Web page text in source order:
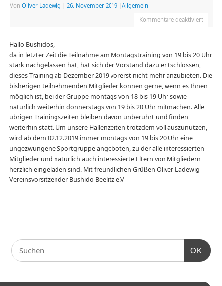
Von Oliver Ladewig 26. November 2019
Allgemein
Kommentare deaktiviert
Hallo Bushidos,
da in letzter Zeit die Teilnahme am Montagstraining von 19 bis 20 Uhr
stark nachgelassen hat, hat sich der Vorstand dazu entschlossen,
dieses Training ab Dezember 2019 vorerst nicht mehr anzubieten. Die
bisherigen teilnehmenden Mitglieder können gerne, wenn es Ihnen
möglich ist, bei der Gruppe montags von 18 bis 19 Uhr sowie
natürlich weiterhin donnerstags von 19 bis 20 Uhr mitmachen. Alle
übrigen Trainingszeiten bleiben davon unberührt und finden
weiterhin statt. Um unsere Hallenzeiten trotzdem voll auszunutzen,
wird ab dem 02.12.2019 immer montags von 19 bis 20 Uhr eine
ungezwungene Sportgruppe angeboten, zu der alle interessierten
Mitglieder und natürlich auch interessierte Eltern von Mitgliedern
herzlich eingeladen sind. Mit freundlichen Grüßen Oliver Ladewig
Vereinsvorsitzender Bushido Beelitz e.V
OK